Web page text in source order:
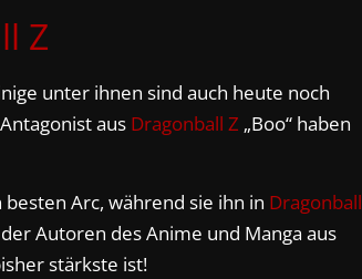
Z
unter ihnen sind auch heute noch
aus Dragonball Z „Boo“ haben
Arc, während sie ihn in Dragonball
Autoren des Anime und Manga aus
stärkste ist!